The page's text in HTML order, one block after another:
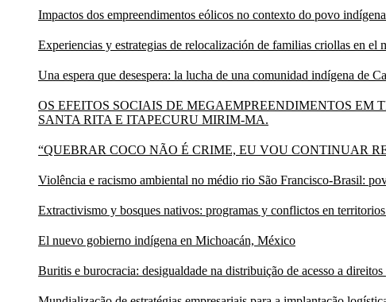
Impactos dos empreendimentos eólicos no contexto do povo
Experiencias y estrategias de relocalización de familias criollas en
Una espera que desespera: la lucha de una comunidad indígena de
OS EFEITOS SOCIAIS DE MEGAEMPREENDIMENTOS EM
SANTA RITA E ITAPECURU MIRIM-MA.
“QUEBRAR COCO NÃO É CRIME, EU VOU CONTINUAR
Violência e racismo ambiental no médio rio São Francisco-Brasil:
Extractivismo y bosques nativos: programas y conflictos en
El nuevo gobierno indígena en Michoacán, México
Buritis e burocracia: desigualdade na distribuição de acesso a